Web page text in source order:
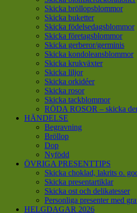
Skicka bröllopsblommor
Skicka buketter
Skicka födelsedagsblommor
Skicka företagsblommor
Skicka gerberor/germinis
Skicka kondoleansblommor
Skicka krukväxter
Skicka liljor
Skicka orkidéer
Skicka rosor
Skicka tackblommor
RÖDA ROSOR – skicka
HÄNDELSE
Begravning
Bröllop
Dop
Nyfödd
ÖVRIGA PRESENTTIPS
Skicka choklad, lakrits o.
Skicka presentartiklar
Skicka ost och delikatesser
Personliga presenter med
HELGDAGAR 2026